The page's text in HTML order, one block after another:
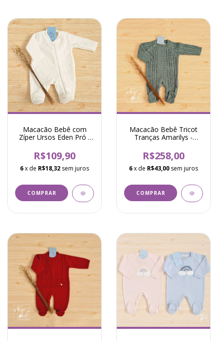
Macacão Bebê com
Zíper Ursos Eden Pró -
R$109,90
6x de R$18,32 sem juros
COMPRAR
Macacão Bebê Tricot
Tranças Amarilys -
R$258,00
6x de R$43,00 sem juros
COMPRAR